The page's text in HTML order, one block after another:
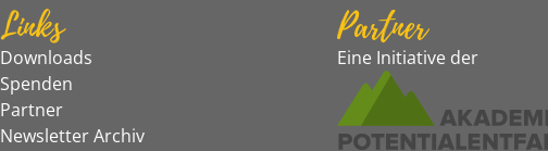
Links
Downloads
Spenden
Partner
Newsletter Archiv
Partner
Eine Initiative der